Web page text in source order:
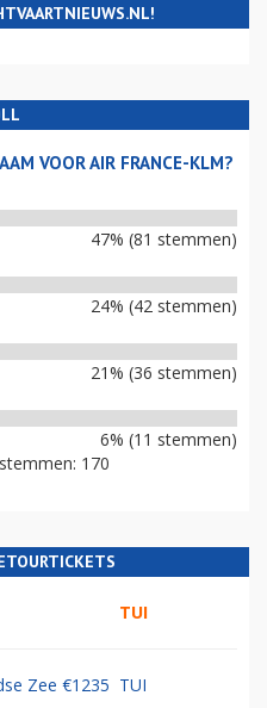
VOOR AIR FRANCE-KLM?
47% (81 stemmen)
24% (42 stemmen)
21% (36 stemmen)
6% (11 stemmen)
170
TUI
Zee €1235 TUI